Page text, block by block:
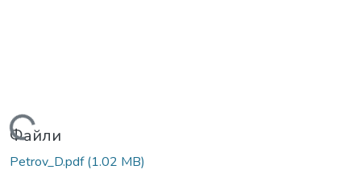
Вантажиться...
Файли
Petrov_D.pdf(1.02 MB)